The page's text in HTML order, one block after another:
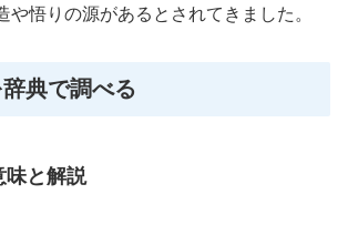
や悟りの源があるとされてきました。
典で調べる
味と解説